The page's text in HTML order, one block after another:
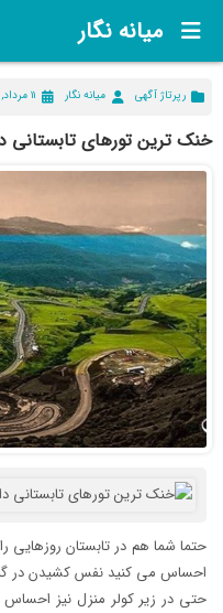
میانه نگار
رپرتاژ آگهی میانه نگار ۱۱ مرداد, ۱۴۰۱
خنک ترین تورهای تابستانی
حتما شما هم در تابستان روزهایی
احساس می کنید نفس کشیدن در
حتی در زیر کولر منزل نیز